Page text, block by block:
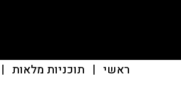
ראשי | תוכניות מלאות |